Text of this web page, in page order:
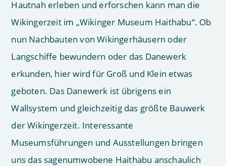
Hautnah erleben und erforschen kann man die
Wikingerzeit im „Wikinger Museum Haithabu“. Ob
nun Nachbauten von Wikingerhäusern oder
Langschiffe bewundern oder das Danewerk
erkunden, hier wird für Groß und Klein etwas
geboten. Das Danewerk ist übrigens ein
Wallsystem und gleichzeitig das größte Bauwerk
der Wikingerzeit. Interessante
Museumsführungen und Ausstellungen bringen
uns das sagenumwobene Haithabu anschaulich